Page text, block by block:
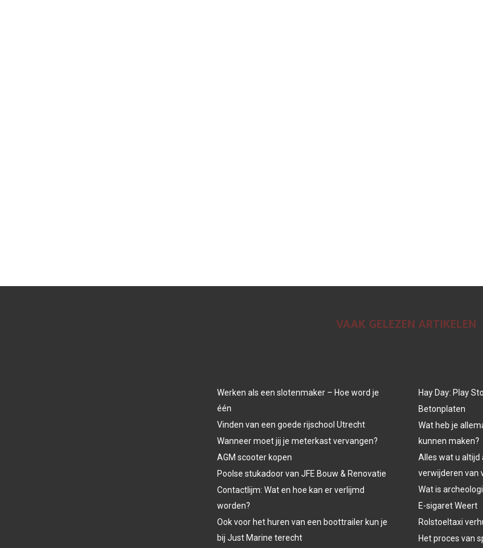
VAAK GELEZEN ARTIKELEN
Werken als een slotenmaker – Hoe word je
één
Vinden van een goede rijschool Utrecht
Wanneer moet jij je meterkast vervangen?
AGM scooter kopen
Poolse stukadoor van JFE Bouw & Renovatie
Contactlijm: Wat en hoe kan er verlijmd
worden?
Ook voor het huren van een boottrailer kun je
bij Just Marine terecht
Hay Day: Play
Betonplaten
Wat heb je
kunnen maken?
Alles wat u altijd
verwijderen van
Wat is
E-sigaret Weert
Rolstoeltaxi
Het proces van